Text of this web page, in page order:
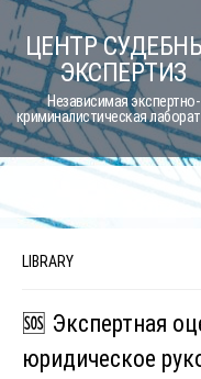
Skip
to
content
ЦЕНТР
ЭКСПЕРТИЗ
Независимая экспертно-
криминалистическая
LIBRARY
🆘 Экспертная
юридическое